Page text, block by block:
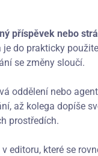
příspěvek nebo
do prakticky
se změny sloučí.
oddělení nebo
až kolega dopíše
prostředích.
editoru, které se